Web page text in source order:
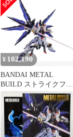
¥ 102,190
BANDAI METAL
BUILD ストライクフリ
ーダムガンダム SOUL
BLUE Ver. 『機動戦士
ガンダムSEED
DESTINY』(魂ネイシ
ョン2018、魂ウェブ商